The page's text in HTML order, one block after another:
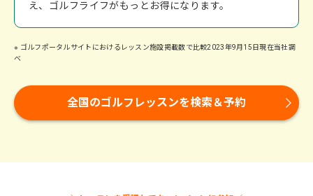
え、ゴルフライフがもっとお得になります。
※ ゴルフポータルサイトにおけるレッスン施設掲載数で比較2023年9月15日現在当社調
べ
全国のゴルフレッスンを検索＆予約